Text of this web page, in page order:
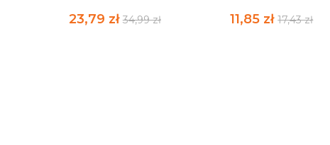
23,79 zł 34,99 zł 11,85 zł17,43 zł